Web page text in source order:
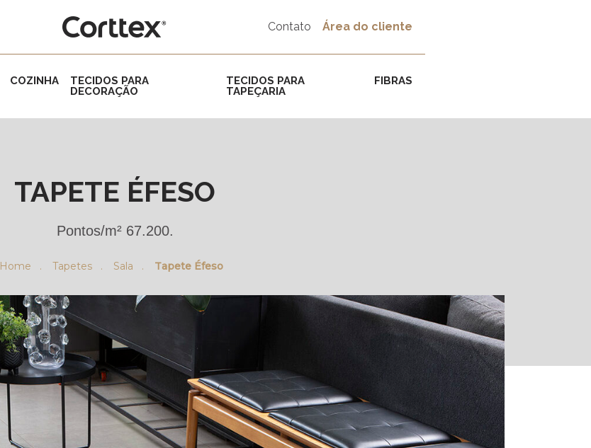
Contato Área do cliente
COZINHA
TECIDOS PARA
DECORAÇÃO
TECIDOS PARA
TAPEÇARIA
FIBRAS
TAPETE ÉFESO
Pontos/m² 67.200.
Home . Tapetes . Sala . Tapete Éfeso